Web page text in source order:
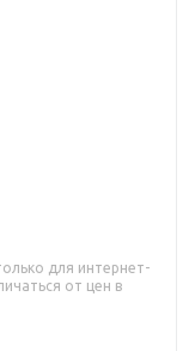
для интернет-
от цен в